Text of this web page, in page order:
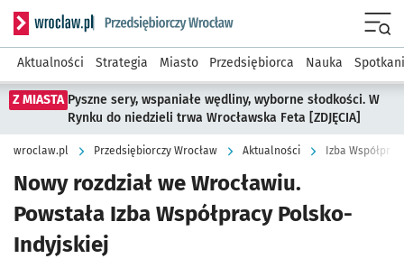
Serwis informacyjny wroclaw.pl podserwis: Strategia
Aktualności Strategia Miasto Przedsiębiorca Nauka
Z MIASTA Pyszne sery, wspaniałe wędliny, wyborne słodkości. W
Rynku do niedzieli trwa Wrocławska Feta [ZDJĘCIA]
wroclaw.pl Przedsiębiorczy Wrocław Aktualności Izba
Nowy rozdział we Wrocławiu.
Powstała Izba Współpracy Polsko-
Indyjskiej